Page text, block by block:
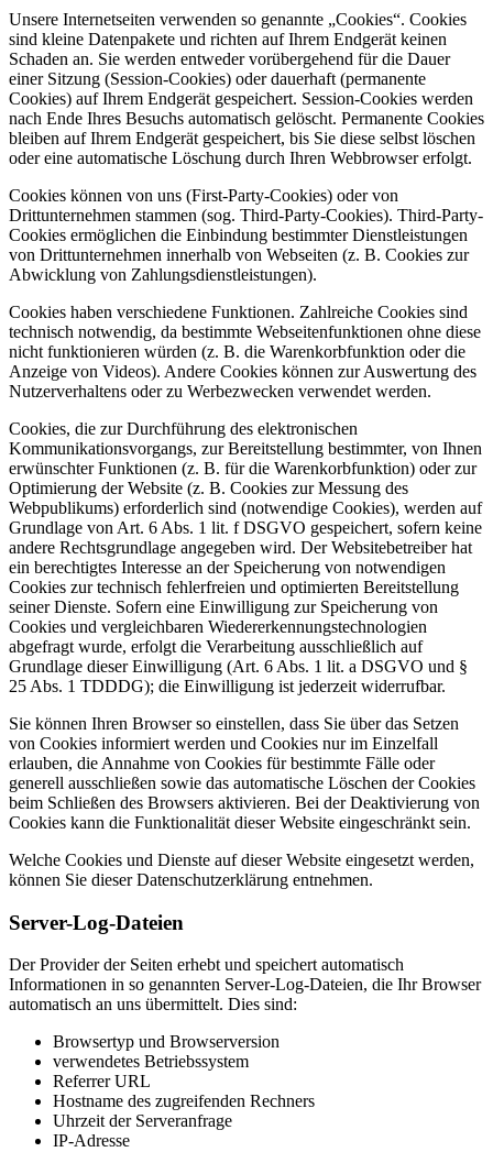
Unsere Internetseiten verwenden so genannte „Cookies“. Cookies
sind kleine Datenpakete und richten auf Ihrem Endgerät keinen
Schaden an. Sie werden entweder vorübergehend für die Dauer
einer Sitzung (Session-Cookies) oder dauerhaft (permanente
Cookies) auf Ihrem Endgerät gespeichert. Session-Cookies werden
nach Ende Ihres Besuchs automatisch gelöscht. Permanente Cookies
bleiben auf Ihrem Endgerät gespeichert, bis Sie diese selbst löschen
oder eine automatische Löschung durch Ihren Webbrowser erfolgt.
Cookies können von uns (First-Party-Cookies) oder von
Drittunternehmen stammen (sog. Third-Party-Cookies). Third-Party-
Cookies ermöglichen die Einbindung bestimmter Dienstleistungen
von Drittunternehmen innerhalb von Webseiten (z. B. Cookies zur
Abwicklung von Zahlungsdienstleistungen).
Cookies haben verschiedene Funktionen. Zahlreiche Cookies sind
technisch notwendig, da bestimmte Webseitenfunktionen ohne diese
nicht funktionieren würden (z. B. die Warenkorbfunktion oder die
Anzeige von Videos). Andere Cookies können zur Auswertung des
Nutzerverhaltens oder zu Werbezwecken verwendet werden.
Cookies, die zur Durchführung des elektronischen
Kommunikationsvorgangs, zur Bereitstellung bestimmter, von Ihnen
erwünschter Funktionen (z. B. für die Warenkorbfunktion) oder zur
Optimierung der Website (z. B. Cookies zur Messung des
Webpublikums) erforderlich sind (notwendige Cookies), werden auf
Grundlage von Art. 6 Abs. 1 lit. f DSGVO gespeichert, sofern keine
andere Rechtsgrundlage angegeben wird. Der Websitebetreiber hat
ein berechtigtes Interesse an der Speicherung von notwendigen
Cookies zur technisch fehlerfreien und optimierten Bereitstellung
seiner Dienste. Sofern eine Einwilligung zur Speicherung von
Cookies und vergleichbaren Wiedererkennungstechnologien
abgefragt wurde, erfolgt die Verarbeitung ausschließlich auf
Grundlage dieser Einwilligung (Art. 6 Abs. 1 lit. a DSGVO und §
25 Abs. 1 TDDDG); die Einwilligung ist jederzeit widerrufbar.
Sie können Ihren Browser so einstellen, dass Sie über das Setzen
von Cookies informiert werden und Cookies nur im Einzelfall
erlauben, die Annahme von Cookies für bestimmte Fälle oder
generell ausschließen sowie das automatische Löschen der Cookies
beim Schließen des Browsers aktivieren. Bei der Deaktivierung von
Cookies kann die Funktionalität dieser Website eingeschränkt sein.
Welche Cookies und Dienste auf dieser Website eingesetzt werden,
können Sie dieser Datenschutzerklärung entnehmen.
Server-Log-Dateien
Der Provider der Seiten erhebt und speichert automatisch
Informationen in so genannten Server-Log-Dateien, die Ihr Browser
automatisch an uns übermittelt. Dies sind:
Browsertyp und Browserversion
verwendetes Betriebssystem
Referrer URL
Hostname des zugreifenden Rechners
Uhrzeit der Serveranfrage
IP-Adresse